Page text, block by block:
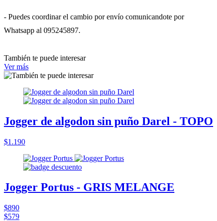
- Puedes coordinar el cambio por envío comunicandote por
Whatsapp al 095245897.
También te puede interesar
Ver más
Jogger de algodon sin puño Darel - TOPO
$1.190
Jogger Portus - GRIS MELANGE
$890
$579